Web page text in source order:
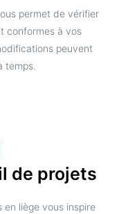
permet de vérifier
conformes à vos
peuvent
temps.
de projets
en liège vous inspire